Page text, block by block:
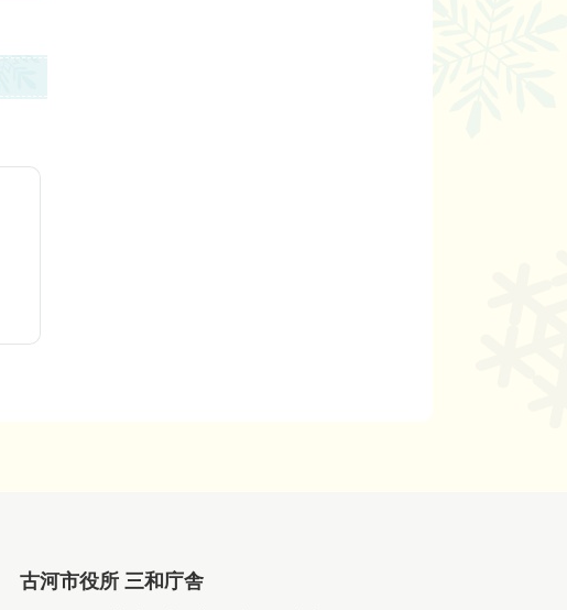
古河市役所 三和庁舎